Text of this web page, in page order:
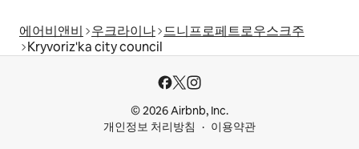
에어비앤비 우크라이나 드니프로페트로우스크주
Kryvoriz'ka city council
© 2026 Airbnb, Inc.
개인정보 처리방침
이용약관